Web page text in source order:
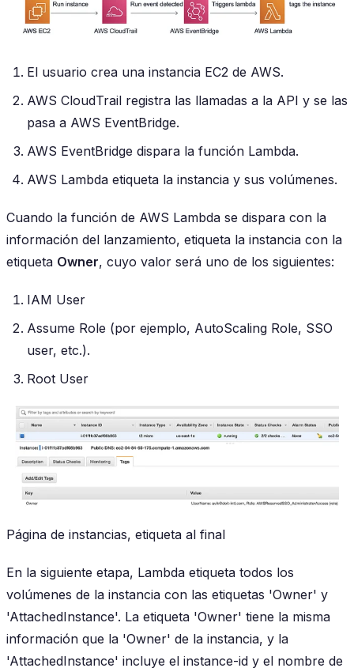
El usuario crea una instancia EC2 de AWS.
AWS CloudTrail registra las llamadas a la API y se las
pasa a AWS EventBridge.
AWS EventBridge dispara la función Lambda.
AWS Lambda etiqueta la instancia y sus volúmenes.
Cuando la función de AWS Lambda se dispara con la
información del lanzamiento, etiqueta la instancia con la
etiqueta Owner, cuyo valor será uno de los siguientes:
IAM User
Assume Role (por ejemplo, AutoScaling Role, SSO
user, etc.).
Root User
Página de instancias, etiqueta al final
En la siguiente etapa, Lambda etiqueta todos los
volúmenes de la instancia con las etiquetas 'Owner' y
'AttachedInstance'. La etiqueta 'Owner' tiene la misma
información que la 'Owner' de la instancia, y la
'AttachedInstance' incluye el instance-id y el nombre de